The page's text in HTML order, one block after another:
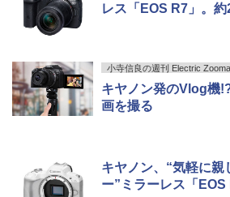
レス「EOS R7」。約
小寺信良の週刊 Electric
キヤノン発のVlog機
画を撮る
キヤノン、“気軽に親
ー”ミラーレス「EOS